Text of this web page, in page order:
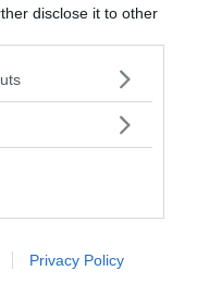
disclose it to other
one or more Google
You may click to
in below Google
Privacy Policy